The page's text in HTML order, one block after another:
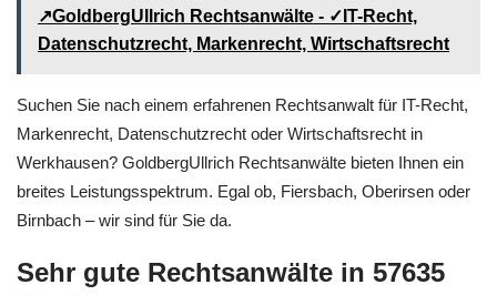
↗️GoldbergUllrich Rechtsanwälte - ✓IT-Recht,
Datenschutzrecht, Markenrecht, Wirtschaftsrecht
Suchen Sie nach einem erfahrenen Rechtsanwalt für IT-Recht,
Markenrecht, Datenschutzrecht oder Wirtschaftsrecht in
Werkhausen? GoldbergUllrich Rechtsanwälte bieten Ihnen ein
breites Leistungsspektrum. Egal ob, Fiersbach, Oberirsen oder
Birnbach – wir sind für Sie da.
Sehr gute Rechtsanwälte in 57635